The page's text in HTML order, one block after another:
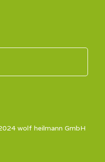
wolf heilmann GmbH